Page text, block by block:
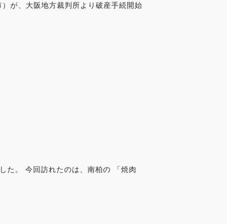
が、大阪地方裁判所より破産手続開始
た。 今回訪れたのは、南柏の 「焼肉